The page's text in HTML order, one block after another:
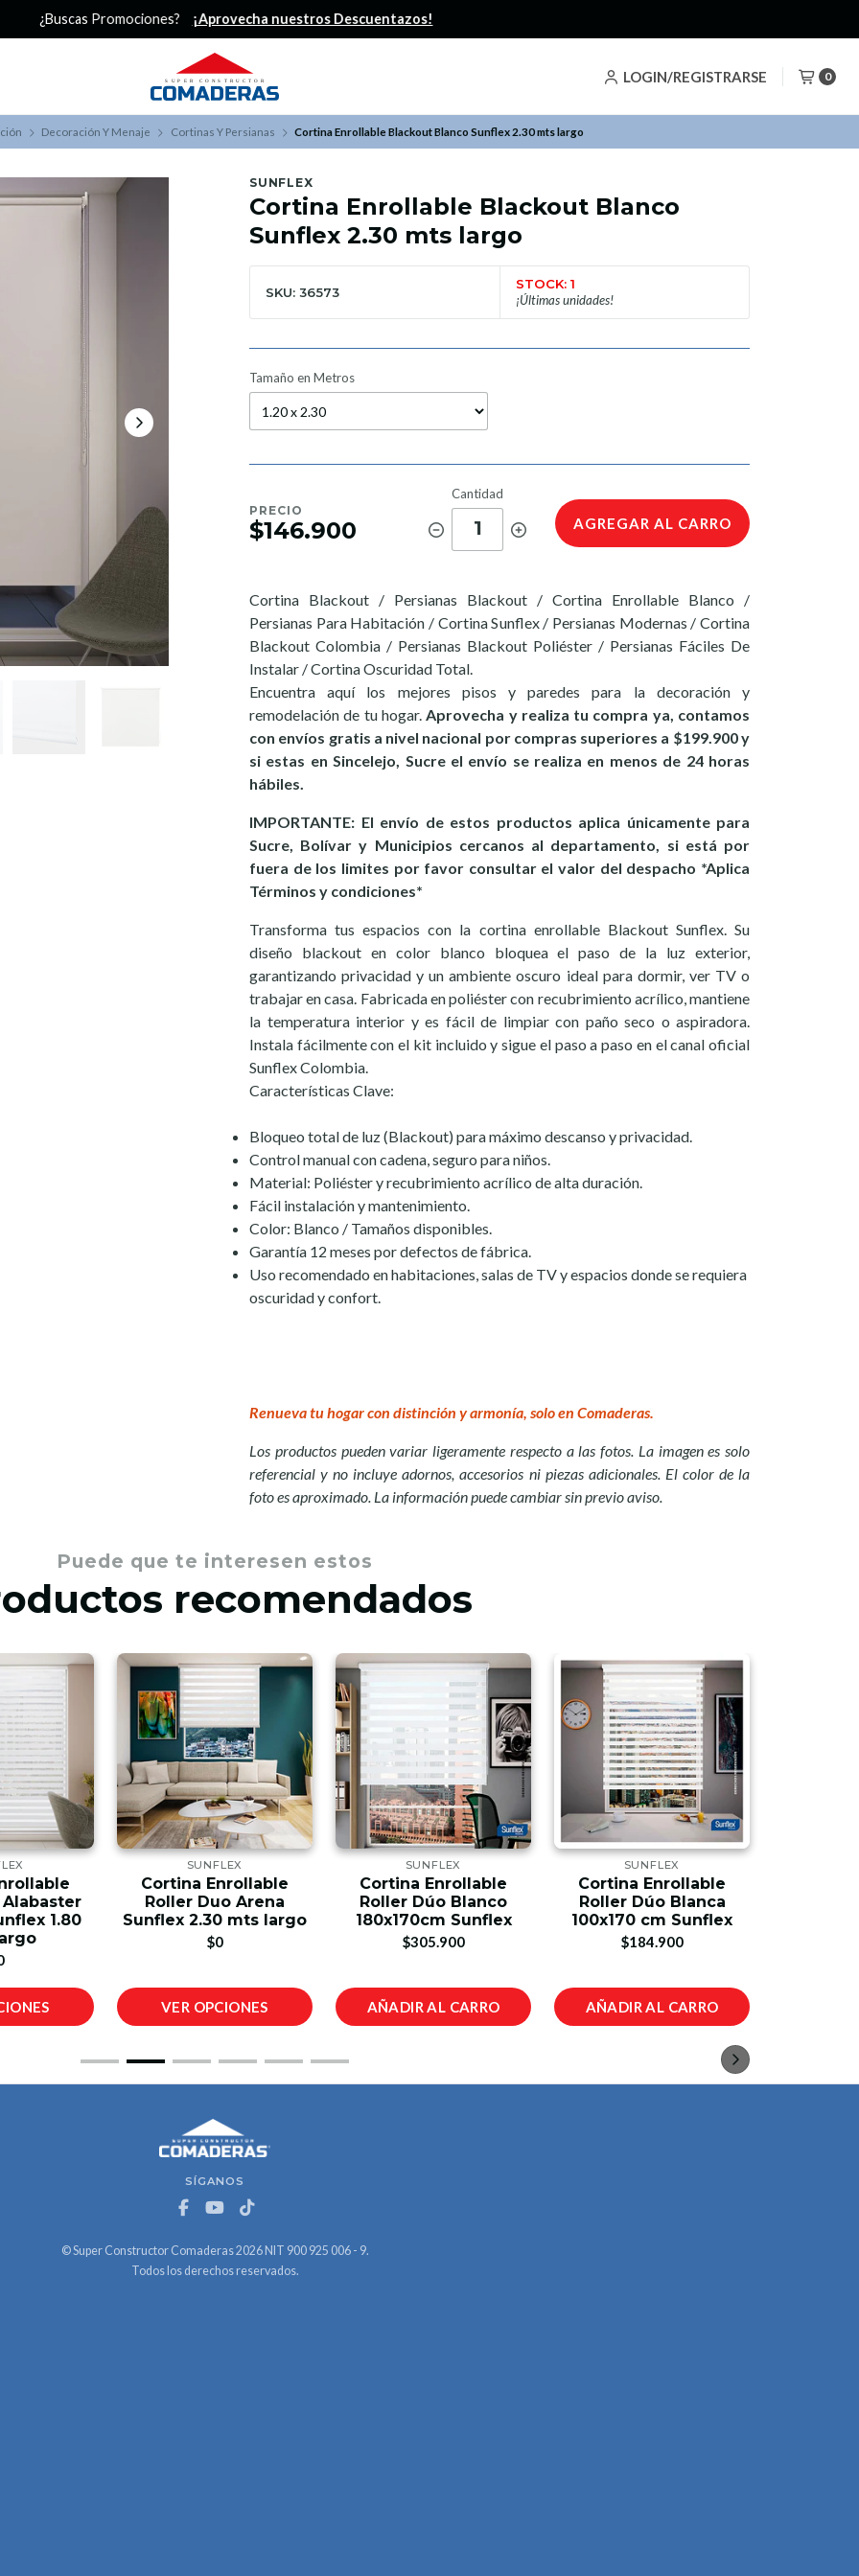
LOGIN/REGISTRARSE 0
¿Buscas Promociones? ¡Aprovecha nuestros Descuentazos!
Decoración Y Menaje Cortinas Y Persianas Cortina Enrollable Blackout Blanco Sunflex 2.30 mts largo
SUNFLEX
Cortina Enrollable Blackout Blanco
Sunflex 2.30 mts largo
SKU: 36573
STOCK: 1
¡Últimas unidades!
Tamaño en Metros
PRECIO
$146.900
Cantidad
1 AGREGAR AL CARRO
Cortina Blackout / Persianas Blackout / Cortina Enrollable Blanco /
Persianas Para Habitación / Cortina Sunflex / Persianas Modernas / Cortina
Blackout Colombia / Persianas Blackout Poliéster / Persianas Fáciles De
Instalar / Cortina Oscuridad Total.
Encuentra aquí los mejores pisos y paredes para la decoración y
remodelación de tu hogar.Aprovecha y realiza tu compra ya, contamos
con envíos gratis a nivel nacional por compras superiores a $199.900 y
si estas en Sincelejo, Sucre el envío se realiza en menos de 24 horas
hábiles.
IMPORTANTE: El envío de estos productos aplica únicamente para
Sucre, Bolívar y Municipios cercanos al departamento, si está por
fuera de los limites por favor consultar el valor del despacho *Aplica
Términos y condiciones*
Transforma tus espacios con la cortina enrollable Blackout Sunflex. Su
diseño blackout en color blanco bloquea el paso de la luz exterior,
garantizando privacidad y un ambiente oscuro ideal para dormir, ver TV o
trabajar en casa. Fabricada en poliéster con recubrimiento acrílico, mantiene
la temperatura interior y es fácil de limpiar con paño seco o aspiradora.
Instala fácilmente con el kit incluido y sigue el paso a paso en el canal oficial
Sunflex Colombia.
Características Clave:
Bloqueo total de luz (Blackout) para máximo descanso y privacidad.
Control manual con cadena, seguro para niños.
Material: Poliéster y recubrimiento acrílico de alta duración.
Fácil instalación y mantenimiento.
Color: Blanco / Tamaños disponibles.
Garantía 12 meses por defectos de fábrica.
Uso recomendado en habitaciones, salas de TV y espacios donde se requiera
oscuridad y confort.
Renueva tu hogar con distinción y armonía, solo en Comaderas.
Los productos pueden variar ligeramente respecto a las fotos. La imagen es solo
referencial y no incluye adornos, accesorios ni piezas adicionales. El color de la
foto es aproximado. La información puede cambiar sin previo aviso.
Puede que te interesen estos
recomendados
1.80
SUNFLEX
Cortina Enrollable
Roller Duo Arena
Sunflex 2.30 mts largo
$0
VER OPCIONES
SUNFLEX
Cortina Enrollable
Roller Dúo Blanco
180x170cm Sunflex
$305.900
AÑADIR AL CARRO
SUNFLEX
Cortina Enrollable
Roller Dúo Blanca
100x170 cm Sunflex
$184.900
AÑADIR AL CARRO
SÍGANOS
© Super Constructor Comaderas 2026 NIT 900 925 006 - 9.
Todos los derechos reservados.